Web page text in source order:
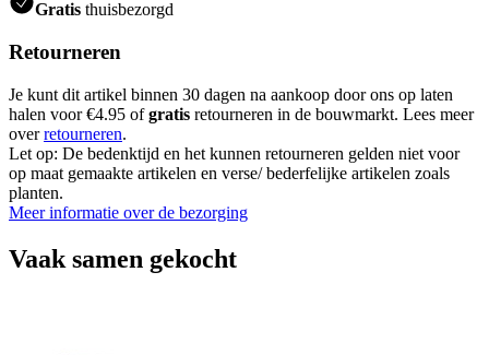
Gratis thuisbezorgd
Retourneren
Je kunt dit artikel binnen 30 dagen na aankoop door ons op laten
halen voor €4.95 ofgratis retourneren in de bouwmarkt. Lees meer
overretourneren.
Let op: De bedenktijd en het kunnen retourneren gelden niet voor
op maat gemaakte artikelen en verse/ bederfelijke artikelen zoals
planten.
Meer informatie over de bezorging
Vaak samen gekocht